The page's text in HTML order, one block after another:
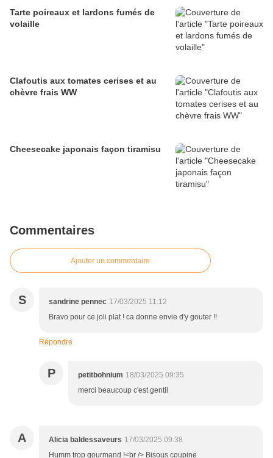
Tarte poireaux et lardons fumés de
volaille
Clafoutis aux tomates cerises et au
chèvre frais WW
Cheesecake japonais façon tiramisu
Commentaires
Ajouter un commentaire
S sandrine pennec 17/03/2025 11:12
Bravo pour ce joli plat ! ca donne envie d'y gouter !!
Répondre
P petitbohnium 18/03/2025 09:35
merci beaucoup c'est gentil
A Alicia baldessaveurs 17/03/2025 09:38
Humm trop gourmand !<br /> Bisous coupine